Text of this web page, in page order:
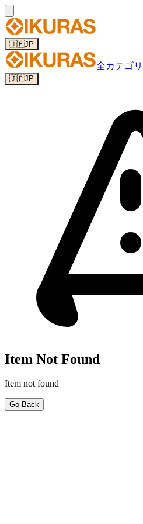
🇯🇵JP
全カテゴリ
🇯🇵JP
Item Not Found
Item not found
Go Back